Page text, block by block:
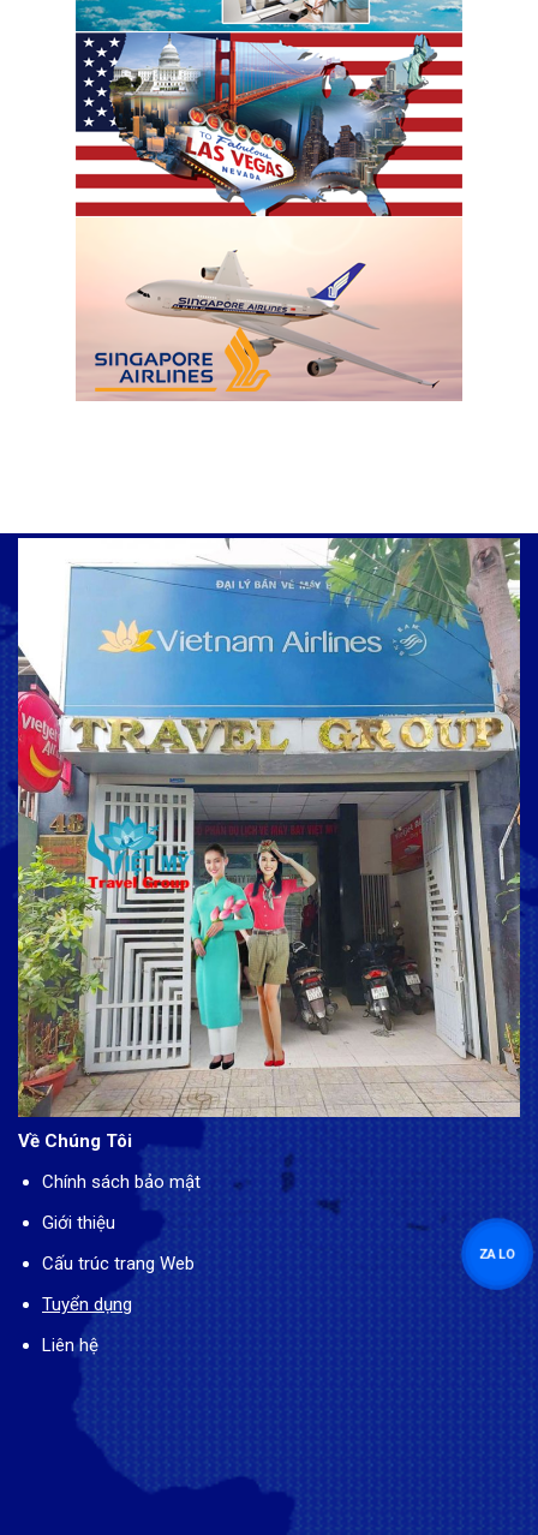
Về Chúng Tôi
Chính sách bảo mật
Giới thiệu
Cấu trúc trang Web
Tuyển dụng
Liên hệ
ZALO